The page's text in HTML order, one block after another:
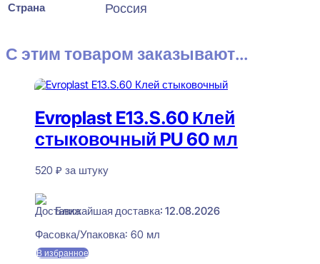
Страна Россия
С этим товаром заказывают...
Evroplast E13.S.60 Клей
стыковочный PU 60 мл
520 ₽ за штуку
Ближайшая доставка: 12.08.2026
Фасовка/Упаковка: 60 мл
В избранное